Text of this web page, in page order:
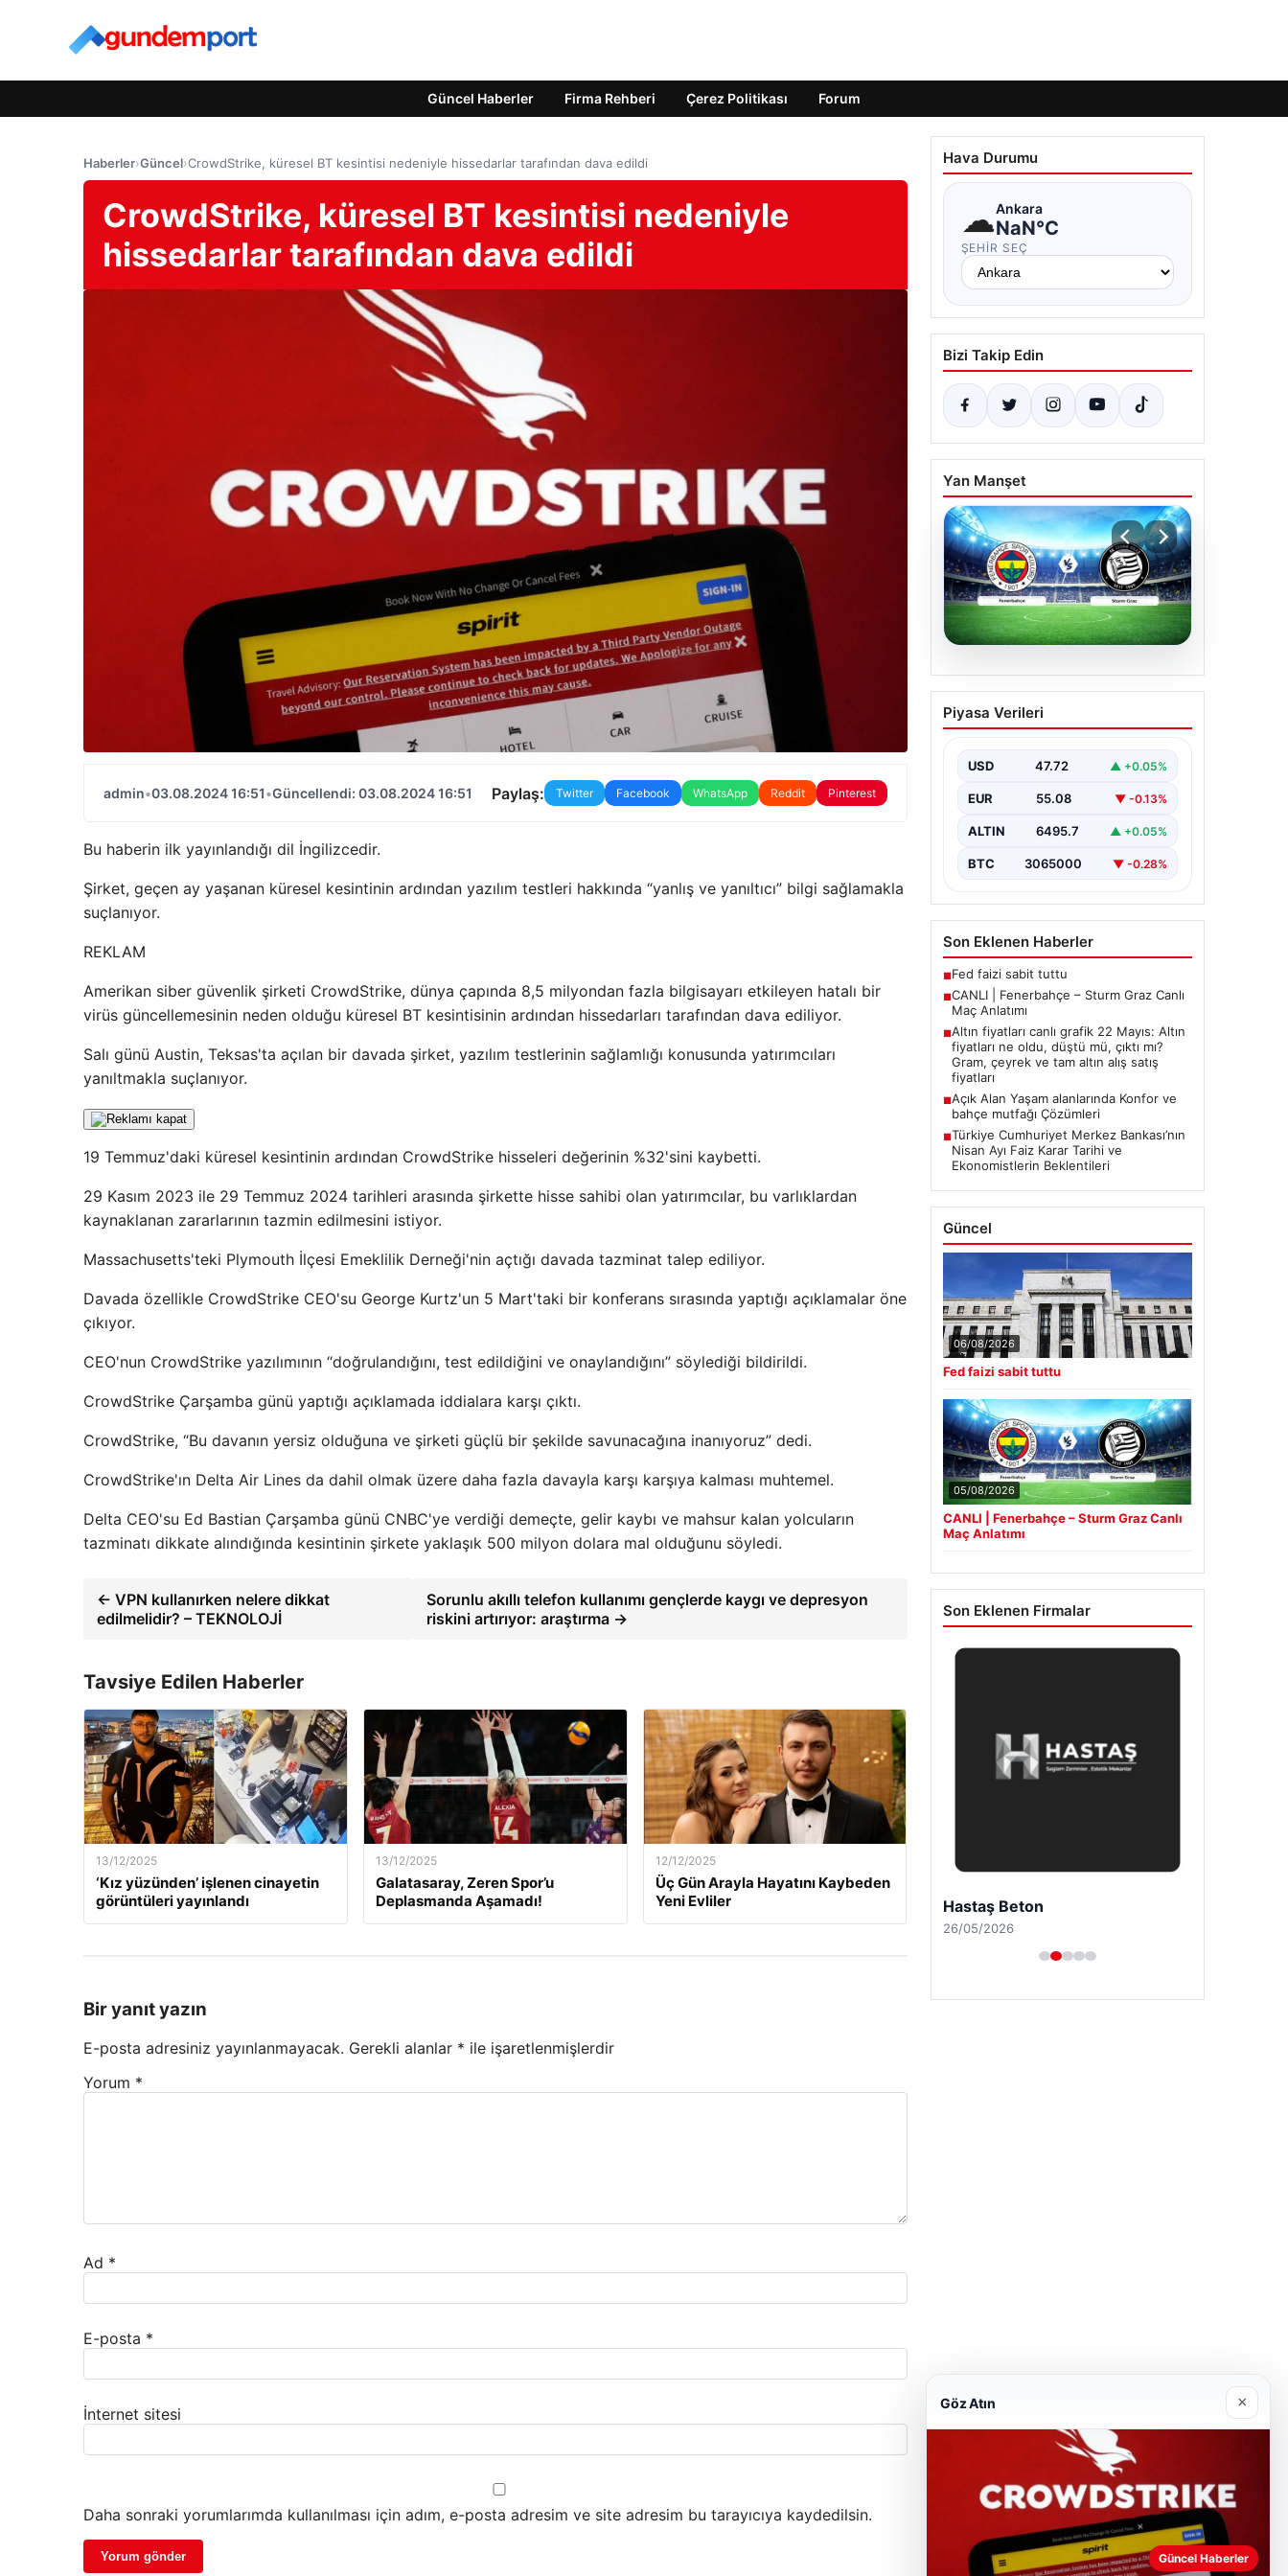
Güncel Haberler Firma Rehberi Çerez Politikası Forum
Haberler›Güncel›CrowdStrike, küresel BT kesintisi nedeniyle hissedarlar tarafından dava edildi
CrowdStrike, küresel BT kesintisi nedeniyle
hissedarlar tarafından dava edildi
admin•03.08.2024 16:51•Güncellendi: 03.08.2024 16:51 Paylaş: Twitter Facebook WhatsApp Reddit Pinterest
Bu haberin ilk yayınlandığı dil İngilizcedir.
Şirket, geçen ay yaşanan küresel kesintinin ardından yazılım testleri hakkında “yanlış ve yanıltıcı” bilgi sağlamakla
suçlanıyor.
REKLAM
Amerikan siber güvenlik şirketi CrowdStrike, dünya çapında 8,5 milyondan fazla bilgisayarı etkileyen hatalı bir
virüs güncellemesinin neden olduğu küresel BT kesintisinin ardından hissedarları tarafından dava ediliyor.
Salı günü Austin, Teksas'ta açılan bir davada şirket, yazılım testlerinin sağlamlığı konusunda yatırımcıları
yanıltmakla suçlanıyor.
19 Temmuz'daki küresel kesintinin ardından CrowdStrike hisseleri değerinin %32'sini kaybetti.
29 Kasım 2023 ile 29 Temmuz 2024 tarihleri ​​arasında şirkette hisse sahibi olan yatırımcılar, bu varlıklardan
kaynaklanan zararlarının tazmin edilmesini istiyor.
Massachusetts'teki Plymouth İlçesi Emeklilik Derneği'nin açtığı davada tazminat talep ediliyor.
Davada özellikle CrowdStrike CEO'su George Kurtz'un 5 Mart'taki bir konferans sırasında yaptığı açıklamalar öne
çıkıyor.
CEO'nun CrowdStrike yazılımının “doğrulandığını, test edildiğini ve onaylandığını” söylediği bildirildi.
CrowdStrike Çarşamba günü yaptığı açıklamada iddialara karşı çıktı.
CrowdStrike, “Bu davanın yersiz olduğuna ve şirketi güçlü bir şekilde savunacağına inanıyoruz” dedi.
CrowdStrike'ın Delta Air Lines da dahil olmak üzere daha fazla davayla karşı karşıya kalması muhtemel.
Delta CEO'su Ed Bastian Çarşamba günü CNBC'ye verdiği demeçte, gelir kaybı ve mahsur kalan yolcuların
tazminatı dikkate alındığında kesintinin şirkete yaklaşık 500 milyon dolara mal olduğunu söyledi.
← VPN kullanırken nelere dikkat
edilmelidir? – TEKNOLOJİ
Sorunlu akıllı telefon kullanımı gençlerde kaygı ve depresyon
riskini artırıyor: araştırma →
Tavsiye Edilen Haberler
13/12/2025
‘Kız yüzünden’ işlenen cinayetin
görüntüleri yayınlandı
13/12/2025
Galatasaray, Zeren Spor’u
Deplasmanda Aşamadı!
12/12/2025
Üç Gün Arayla Hayatını Kaybeden
Yeni Evliler
Bir yanıt yazın
E-posta adresiniz yayınlanmayacak. Gerekli alanlar * ile işaretlenmişlerdir
Yorum *
Ad *
E-posta *
İnternet sitesi
Daha sonraki yorumlarımda kullanılması için adım, e-posta adresim ve site adresim bu tarayıcıya kaydedilsin.
Hava Durumu
☁Ankara
NaN°C
ŞEHIR SEÇ
Bizi Takip Edin
Yan Manşet
05.08.2026
CANLI | Fenerbahçe –
Sturm Graz Canlı Maç
Piyasa Verileri
USD 47.72 ▲ +0.05%
EUR 55.08 ▼ -0.13%
ALTIN 6495.7 ▲ +0.05%
BTC 3065000 ▼ -0.28%
Son Eklenen Haberler
■Fed faizi sabit tuttu
■CANLI | Fenerbahçe – Sturm Graz Canlı
Maç Anlatımı
■Altın fiyatları canlı grafik 22 Mayıs: Altın
fiyatları ne oldu, düştü mü, çıktı mı?
Gram, çeyrek ve tam altın alış satış
fiyatları
■Açık Alan Yaşam alanlarında Konfor ve
bahçe mutfağı Çözümleri
■Türkiye Cumhuriyet Merkez Bankası’nın
Nisan Ayı Faiz Karar Tarihi ve
Ekonomistlerin Beklentileri
Güncel
06/08/2026
Fed faizi sabit tuttu
05/08/2026
CANLI | Fenerbahçe – Sturm Graz Canlı
Maç Anlatımı
Son Eklenen Firmalar
Hastaş Beton
26/05/2026
Göz Atın ×
Güncel Haberler